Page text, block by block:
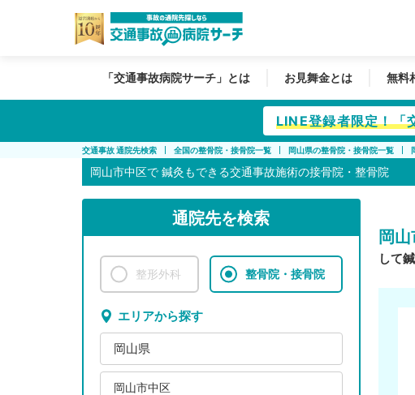
「交通事故病院サーチ」とは お見舞金とは 無料
LINE登録者限定！「
交通事故 通院先検索 全国の整骨院・接骨院一覧 岡山県の整骨院・接骨院一覧
岡山市中区で 鍼灸もできる交通事故施術の接骨院・整骨院
通院先を検索
整形外科 整骨院・接骨院
エリアから探す
岡山県
岡山市中区
岡
して